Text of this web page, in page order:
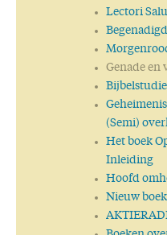
Lectori
Genade en
(Semi)
Het boek
Inleiding
Hoofd
Nieuw